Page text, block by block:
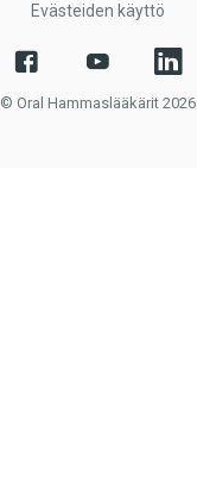
Evästeiden käyttö
© Oral Hammaslääkärit 2026